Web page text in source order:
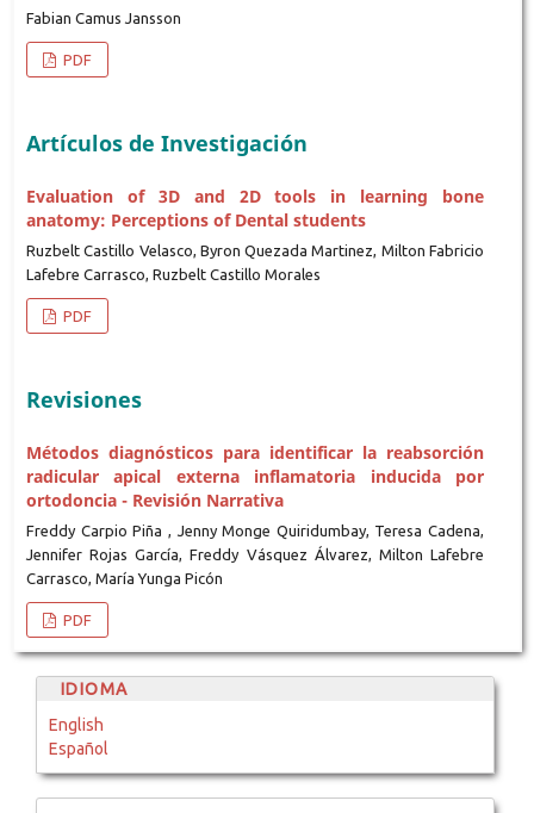
Fabian Camus Jansson
PDF
Artículos de Investigación
Evaluation of 3D and 2D tools in learning bone
anatomy: Perceptions of Dental students
Ruzbelt Castillo Velasco, Byron Quezada Martinez, Milton Fabricio
Lafebre Carrasco, Ruzbelt Castillo Morales
PDF
Revisiones
Métodos diagnósticos para identificar la reabsorción
radicular apical externa inflamatoria inducida por
ortodoncia - Revisión Narrativa
Freddy Carpio Piña , Jenny Monge Quiridumbay, Teresa Cadena,
Jennifer Rojas García, Freddy Vásquez Álvarez, Milton Lafebre
Carrasco, María Yunga Picón
PDF
IDIOMA
English
Español